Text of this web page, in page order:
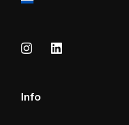
Info